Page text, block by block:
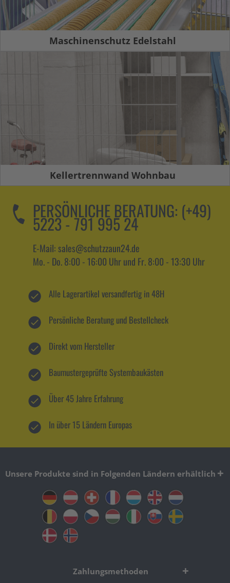
Maschinenschutz Edelstahl
Kellertrennwand Wohnbau
PERSÖNLICHE BERATUNG: (+49)
5223 - 791 995 24
E-Mail: sales@schutzzaun24.de
Mo. - Do. 8:00 - 16:00 Uhr und Fr. 8:00 - 13:30 Uhr
Alle Lagerartikel versandfertig in 48H
Persönliche Beratung und Bestellcheck
Direkt vom Hersteller
Baumustergeprüfte Systembaukästen
Über 45 Jahre Erfahrung
In über 15 Ländern Europas
Unsere Produkte sind in Folgenden Ländern erhältlich
Zahlungsmethoden